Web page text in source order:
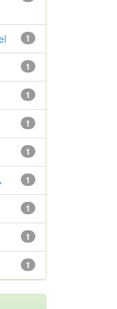
1
1
1
1
1
1
1
1
1